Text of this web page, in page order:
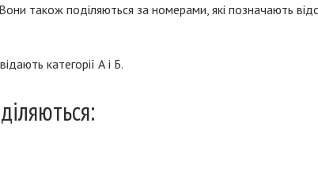
також поділяються за номерами, які позначають
категорії А і Б.